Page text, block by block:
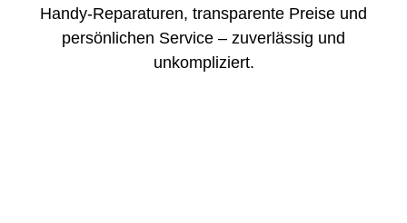
Handy-Reparaturen, transparente Preise und
persönlichen Service – zuverlässig und
unkompliziert.